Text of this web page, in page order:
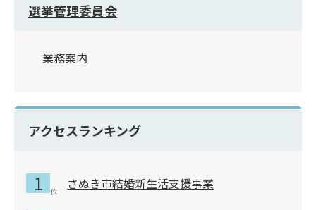
選挙管理委員会
業務案内
アクセスランキング
さぬき市結婚新生活支援事業